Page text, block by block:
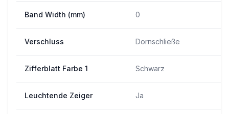
Band Width (mm) 0
Verschluss Dornschließe
Zifferblatt Farbe 1 Schwarz
Leuchtende Zeiger Ja